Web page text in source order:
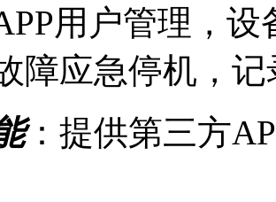
用户管理，
障应急停机，
：提供第三方